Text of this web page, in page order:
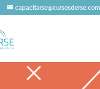
capacitarse@cursosderse.com